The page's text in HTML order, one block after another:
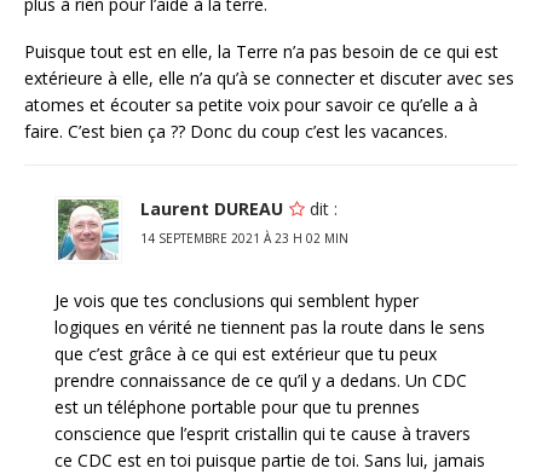
Puisque tout est en elle, la Terre n’a pas besoin de ce qui est
extérieure à elle, elle n’a qu’à se connecter et discuter avec ses
atomes et écouter sa petite voix pour savoir ce qu’elle a à
faire. C’est bien ça ?? Donc du coup c’est les vacances.
Laurent DUREAU dit :
14 SEPTEMBRE 2021 À 23 H 02 MIN
Je vois que tes conclusions qui semblent hyper
logiques en vérité ne tiennent pas la route dans le sens
que c’est grâce à ce qui est extérieur que tu peux
prendre connaissance de ce qu’il y a dedans. Un CDC
est un téléphone portable pour que tu prennes
conscience que l’esprit cristallin qui te cause à travers
ce CDC est en toi puisque partie de toi. Sans lui, jamais